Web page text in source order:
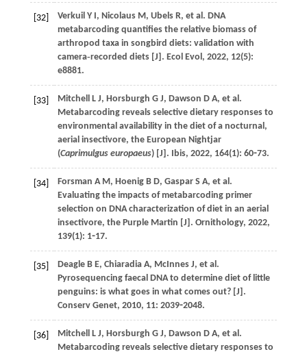
[32] Verkuil Y I, Nicolaus M, Ubels R, et al. DNA
metabarcoding quantifies the relative biomass of
arthropod taxa in songbird diets: validation with
camera‐recorded diets [J]. Ecol Evol, 2022, 12(5):
e8881.
[33] Mitchell L J, Horsburgh G J, Dawson D A, et al.
Metabarcoding reveals selective dietary responses to
environmental availability in the diet of a nocturnal,
aerial insectivore, the European Nightjar
(Caprimulgus europaeus) [J]. Ibis, 2022, 164(1): 60⁃73.
[34] Forsman A M, Hoenig B D, Gaspar S A, et al.
Evaluating the impacts of metabarcoding primer
selection on DNA characterization of diet in an aerial
insectivore, the Purple Martin [J]. Ornithology, 2022,
139(1): 1⁃17.
[35] Deagle B E, Chiaradia A, McInnes J, et al.
Pyrosequencing faecal DNA to determine diet of little
penguins: is what goes in what comes out? [J].
Conserv Genet, 2010, 11: 2039⁃2048.
[36] Mitchell L J, Horsburgh G J, Dawson D A, et al.
Metabarcoding reveals selective dietary responses to